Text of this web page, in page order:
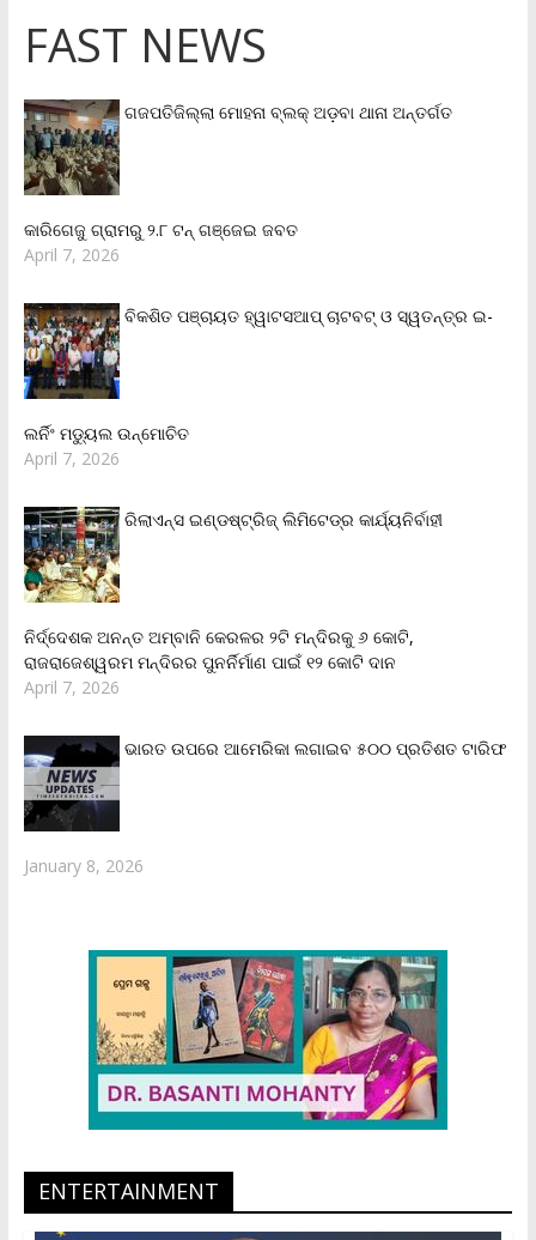
FAST NEWS
ଗଜପତିଜିଲ୍ଲା ମୋହନା ବ୍ଲକ୍‌ ଅଡ଼ବା ଥାନା ଅନ୍ତର୍ଗତ
କାରିଗେଜୁ ଗ୍ରାମରୁ ୨.୮ ଟନ୍ ଗଞ୍ଜେଇ ଜବତ
April 7, 2026
ବିକଶିତ ପଞ୍ଚାୟତ ହ୍ୱାଟସଆପ୍ ଚାଟବଟ୍ ଓ ସ୍ୱତନ୍ତ୍ର ଇ-
ଲର୍ନିଂ ମଡ୍ୟୁଲ ଉନ୍ମୋଚିତ
April 7, 2026
ରିଲାଏନ୍‌ସ ଇଣ୍ଡଷ୍ଟ୍ରିଜ୍ ଲିମିଟେଡ୍‌ର କାର୍ଯ୍ୟନିର୍ବାହୀ
ନିର୍ଦ୍ଦେଶକ ଅନନ୍ତ ଅମ୍ବାନି କେରଳର ୨ଟି ମନ୍ଦିରକୁ ୬ କୋଟି,
ରାଜରାଜେଶ୍ୱରମ ମନ୍ଦିରର ପୁନର୍ନିର୍ମାଣ ପାଇଁ ୧୨ କୋଟି ଦାନ
April 7, 2026
ଭାରତ ଉପରେ ଆମେରିକା ଲଗାଇବ ୫୦୦ ପ୍ରତିଶତ ଟାରିଫ
January 8, 2026
ENTERTAINMENT